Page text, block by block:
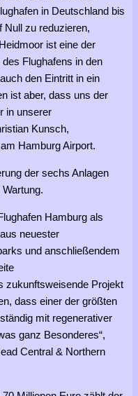
in Deutschland bis
Null zu reduzieren,
ist eine der
Flughafens in den
den Eintritt in ein
ist aber, dass uns der
in unserer
Kunsch,
Hamburg Airport.
der sechs Anlagen
Hamburg als
neuester
und anschließendem
zukunftsweisende Projekt
dass einer der größten
mit regenerativer
ganz Besonderes“,
Central & Northern